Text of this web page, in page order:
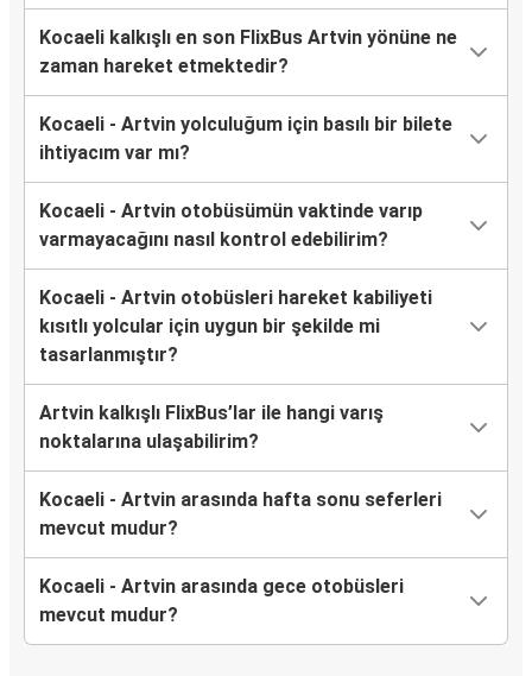
Kocaeli kalkışlı en son FlixBus Artvin yönüne ne
zaman hareket etmektedir?
Kocaeli - Artvin yolculuğum için basılı bir bilete
ihtiyacım var mı?
Kocaeli - Artvin otobüsümün vaktinde varıp
varmayacağını nasıl kontrol edebilirim?
Kocaeli - Artvin otobüsleri hareket kabiliyeti
kısıtlı yolcular için uygun bir şekilde mi
tasarlanmıştır?
Artvin kalkışlı FlixBus’lar ile hangi varış
noktalarına ulaşabilirim?
Kocaeli - Artvin arasında hafta sonu seferleri
mevcut mudur?
Kocaeli - Artvin arasında gece otobüsleri
mevcut mudur?